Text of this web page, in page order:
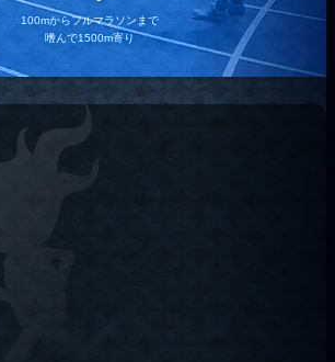
100mからフルマラソンまで
嗜んで1500m寄り